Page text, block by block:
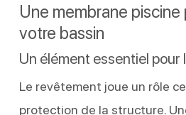
Une membrane
votre bassin
Un élément essentiel pour
Le revêtement joue un rôle
protection de la structure.